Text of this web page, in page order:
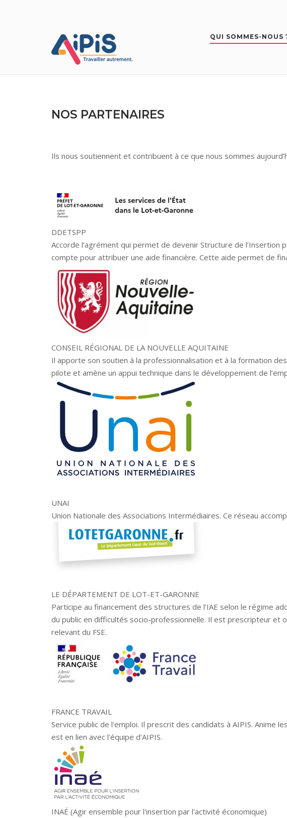
QUI SOMMES-NOUS
NOS PARTENAIRES
Ils nous soutiennent et contribuent à ce que nous sommes
DDETSPP
Accorde l’agrément qui permet de devenir Structure de l’Insertion
compte pour attribuer une aide financière. Cette aide permet de
CONSEIL RÉGIONAL DE LA NOUVELLE AQUITAINE
Il apporte son soutien à la professionnalisation et à la formation
pilote et amène un appui technique dans le développement de
UNAI
Union Nationale des Associations Intermédiaires. Ce réseau
LE DÉPARTEMENT DE LOT-ET-GARONNE
Participe au financement des structures de l’IAE selon le régime
du public en difficultés socio-professionnelle. Il est prescripteur et
relevant du FSE.
FRANCE TRAVAIL
Service public de l'emploi. Il prescrit des candidats à AIPIS. Anime
est en lien avec l'équipe d'AIPIS.
INAÉ (Agir ensemble pour l'insertion par l'activité économique)